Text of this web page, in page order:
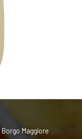
Maggiore